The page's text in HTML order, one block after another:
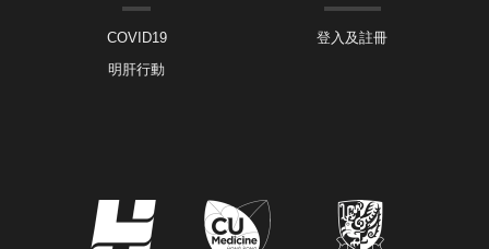
COVID19
明肝行動
登入及註冊